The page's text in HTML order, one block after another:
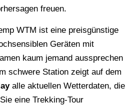
freuen.
WTM ist eine preisgünstige
Geräten mit
kaum jemand aussprechen
schwere Station zeigt auf dem
alle aktuellen Wetterdaten, die
eine Trekking-Tour